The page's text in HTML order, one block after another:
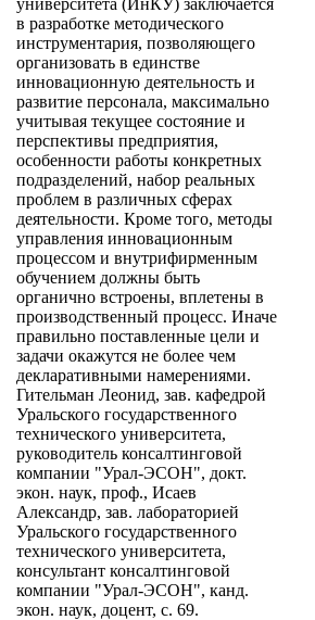
в разработке методического
инструментария, позволяющего
организовать в единстве
инновационную деятельность и
развитие персонала, максимально
учитывая текущее состояние и
перспективы предприятия,
особенности работы конкретных
подразделений, набор реальных
проблем в различных сферах
деятельности. Кроме того, методы
управления инновационным
процессом и внутрифирменным
обучением должны быть
органично встроены, вплетены в
производственный процесс. Иначе
правильно поставленные цели и
задачи окажутся не более чем
декларативными намерениями.
Гительман Леонид, зав. кафедрой
Уральского государственного
технического университета,
руководитель консалтинговой
компании "Урал-ЭСОН", докт.
экон. наук, проф., Исаев
Александр, зав. лабораторией
Уральского государственного
технического университета,
консультант консалтинговой
компании "Урал-ЭСОН", канд.
экон. наук, доцент, с. 69.